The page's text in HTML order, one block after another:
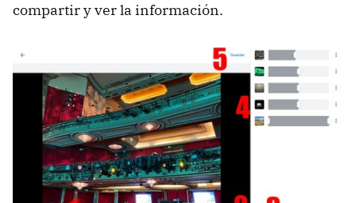
compartir y ver la información.